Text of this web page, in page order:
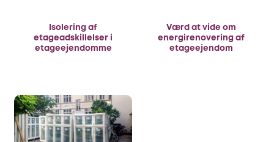
Isolering af
etageadskillelser i
etageejendomme
Værd at vide om
energirenovering af
etageejendom